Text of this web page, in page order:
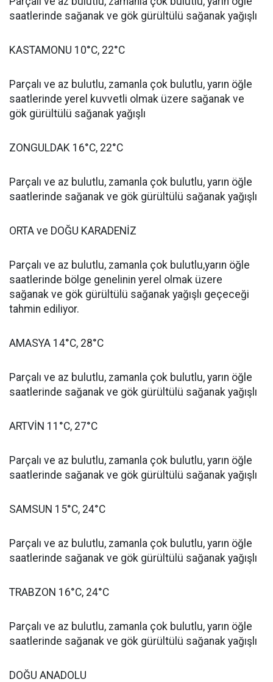
saatlerinde sağanak ve gök gürültülü sağanak yağışlı
KASTAMONU 10°C, 22°C
Parçalı ve az bulutlu, zamanla çok bulutlu, yarın öğle
saatlerinde yerel kuvvetli olmak üzere sağanak ve
gök gürültülü sağanak yağışlı
ZONGULDAK 16°C, 22°C
Parçalı ve az bulutlu, zamanla çok bulutlu, yarın öğle
saatlerinde sağanak ve gök gürültülü sağanak yağışlı
ORTA ve DOĞU KARADENİZ
Parçalı ve az bulutlu, zamanla çok bulutlu,yarın öğle
saatlerinde bölge genelinin yerel olmak üzere
sağanak ve gök gürültülü sağanak yağışlı geçeceği
tahmin ediliyor.
AMASYA 14°C, 28°C
Parçalı ve az bulutlu, zamanla çok bulutlu, yarın öğle
saatlerinde sağanak ve gök gürültülü sağanak yağışlı
ARTVİN 11°C, 27°C
Parçalı ve az bulutlu, zamanla çok bulutlu, yarın öğle
saatlerinde sağanak ve gök gürültülü sağanak yağışlı
SAMSUN 15°C, 24°C
Parçalı ve az bulutlu, zamanla çok bulutlu, yarın öğle
saatlerinde sağanak ve gök gürültülü sağanak yağışlı
TRABZON 16°C, 24°C
Parçalı ve az bulutlu, zamanla çok bulutlu, yarın öğle
saatlerinde sağanak ve gök gürültülü sağanak yağışlı
DOĞU ANADOLU